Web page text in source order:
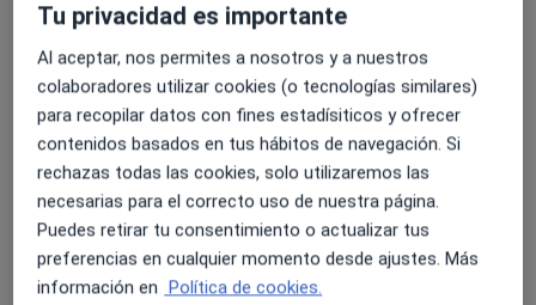
Visita Ginecología y Obstetricia
DetallesVisita Ginecología y Obstetricia
Reservar
Primera visita Ginecología y Obstetricia
Detalles Primera visita Ginecología y Obstetricia
Tu privacidad es importante
Al aceptar, nos permites a nosotros y a nuestros
colaboradores utilizar cookies (o tecnologías similares)
para recopilar datos con fines estadísiticos y ofrecer
contenidos basados en tus hábitos de navegación. Si
rechazas todas las cookies, solo utilizaremos las
necesarias para el correcto uso de nuestra página.
Puedes retirar tu consentimiento o actualizar tus
preferencias en cualquier momento desde ajustes. Más
información en Política de cookies.